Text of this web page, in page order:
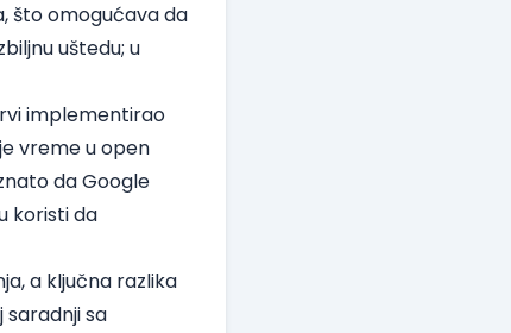
što omogućava da
uštedu; u
implementirao
vreme u open
da Google
koristi da
a ključna razlika
saradnji sa